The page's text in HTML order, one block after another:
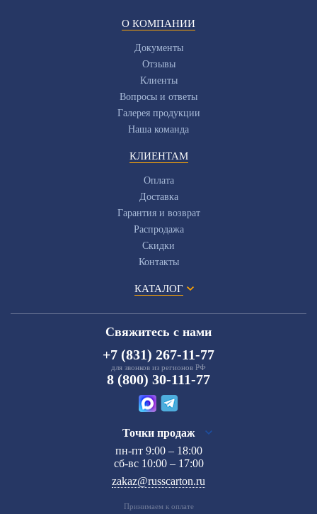
О КОМПАНИИ
Документы
Отзывы
Клиенты
Вопросы и ответы
Галерея продукции
Наша команда
КЛИЕНТАМ
Оплата
Доставка
Гарантия и возврат
Распродажа
Скидки
Контакты
КАТАЛОГ
Свяжитесь с нами
+7 (831) 267-11-77
для звонков из регионов РФ
8 (800) 30-111-77
Точки продаж
пн-пт 9:00 – 18:00
сб-вс 10:00 – 17:00
zakaz@russcarton.ru
Принимаем к оплате